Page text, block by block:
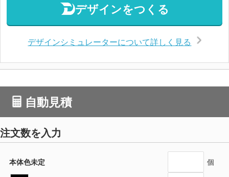
デザインをつくる
デザインシミュレーターについて詳しく見る
自動見積
注文数を入力
本体色未定 個